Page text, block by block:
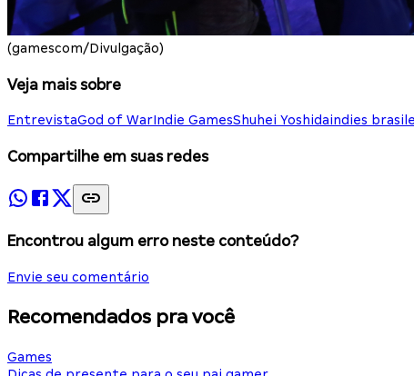
(gamescom/Divulgação)
Veja mais sobre
EntrevistaGod of WarIndie GamesShuhei Yoshidaindies
Compartilhe em suas redes
Encontrou algum erro neste conteúdo?
Envie seu comentário
Recomendados pra você
Games